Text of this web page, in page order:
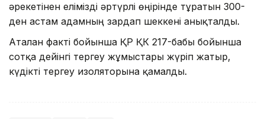
әрекетінен елімізді әртүрлі өңірінде тұратын 300-
ден астам адамның зардап шеккені анықталды.
Аталған факті бойынша ҚР ҚК 217-бабы бойынша
сотқа дейінгі тергеу жұмыстары жүріп жатыр,
күдікті тергеу изоляторына қамалды.